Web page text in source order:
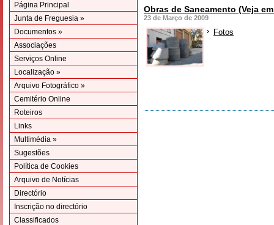
Página Principal
Junta de Freguesia »
Documentos »
Associações
Serviços Online
Localização »
Arquivo Fotográfico »
Cemitério Online
Roteiros
Links
Multimédia »
Sugestões
Política de Cookies
Arquivo de Notícias
Directório
Inscrição no directório
Classificados
Obras de Saneamento (Veja
23 de Março de 2009
Fotos